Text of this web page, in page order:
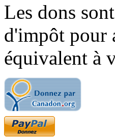
Les dons
d'impôt pour
équivalent à